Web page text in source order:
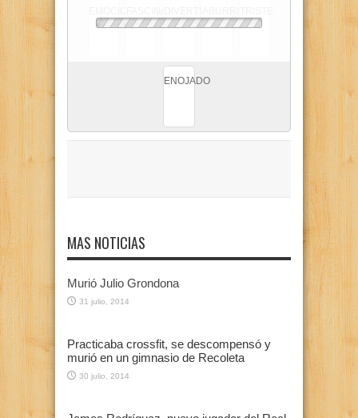
ENOJADO
MAS NOTICIAS
Murió Julio Grondona
31 julio, 2014
Practicaba crossfit, se descompensó y
murió en un gimnasio de Recoleta
30 julio, 2014